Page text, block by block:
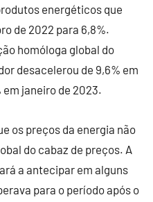
energéticos que
de 2022 para 6,8%.
homóloga global do
desacelerou de 9,6% em
janeiro de 2023.
os preços da energia não
do cabaz de preços. A
a antecipar em alguns
para o período após o